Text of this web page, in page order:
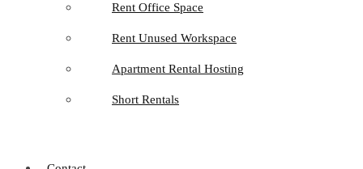
Rent Office Space
Rent Unused Workspace
Apartment Rental Hosting
Short Rentals